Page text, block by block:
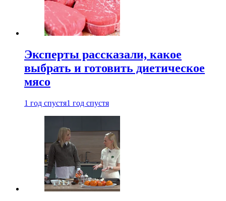
Эксперты рассказали, какое
выбрать и готовить диетическое
мясо
1 год спустя1 год спустя